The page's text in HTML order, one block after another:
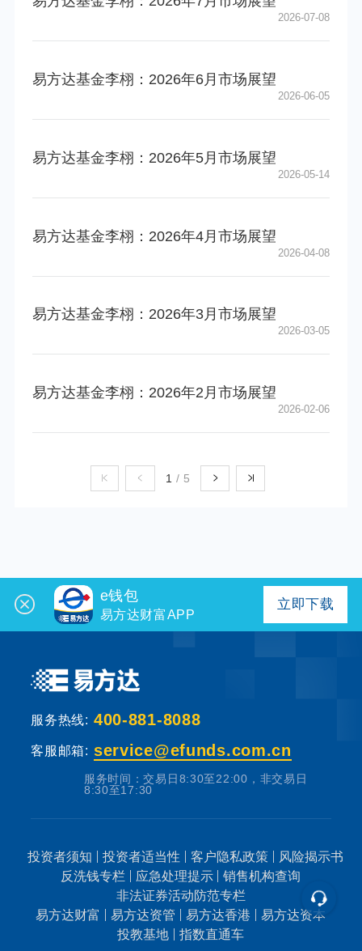
2026-07-08
易方达基金李栩：2026年6月市场展望
2026-06-05
易方达基金李栩：2026年5月市场展望
2026-05-14
易方达基金李栩：2026年4月市场展望
2026-04-08
易方达基金李栩：2026年3月市场展望
2026-03-05
易方达基金李栩：2026年2月市场展望
2026-02-06
1 / 5
e钱包
易方达财富APP
立即下载
服务热线: 400-881-8088
客服邮箱: service@efunds.com.cn
服务时间：交易日8:30至22:00，非交易日
8:30至17:30
投资者须知 投资者适当性 客户隐私政策
风险揭示书
反洗钱专栏
应急处理提示
销售机构查询
非法证券活动防范专栏
易方达财富
易方达资管 易方达香港
易方达资本
投教基地
指数直通车